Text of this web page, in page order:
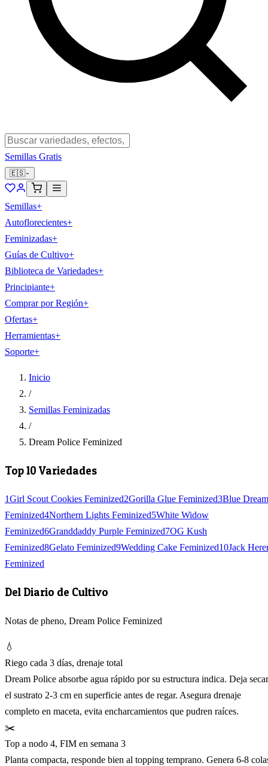
Semillas Gratis
🇪🇸
Semillas+
Autoflorecientes+
Feminizadas+
Guías de Cultivo+
Biblioteca de Variedades+
Principiante+
Comprar por Región+
Ofertas+
Herramientas+
Soporte+
Inicio
/
Semillas Feminizadas
/
Dream Police Feminized
Top 10 Variedades
1Girl Scout Cookies Feminized2Gorilla Glue Feminized3Blue Dream
Feminized4Northern Lights Feminized5White Widow
Feminized6Granddaddy Purple Feminized7OG Kush
Feminized8Gelato Feminized9Wedding Cake Feminized10Jack
Feminized
Del Diario de Cultivo
Notas de pheno, Dream Police Feminized
💧
Riego cada 3 días, drenaje total
Dream Police absorbe agua rápido por su estructura indica. Deja secar
el sustrato 2-3 cm en superficie antes de regar. Asegura drenaje
completo en maceta, evita encharcamientos que pudren raíces.
✂️
Top a nodo 4, FIM en semana 3
Planta compacta, responde bien al topping temprano. Genera 6-8